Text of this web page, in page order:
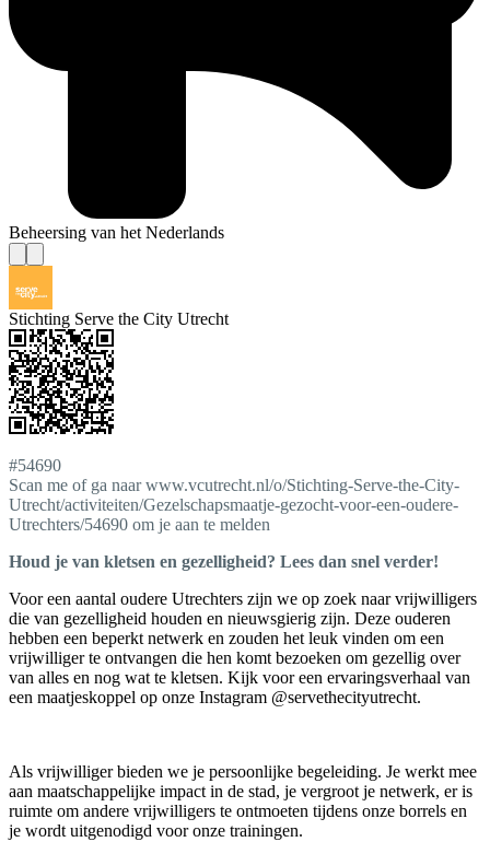
Beheersing van het Nederlands
Stichting Serve the City Utrecht
#54690
Scan me of ga naar www.vcutrecht.nl/o/Stichting-Serve-the-City-
Utrecht/activiteiten/Gezelschapsmaatje-gezocht-voor-een-oudere-
Utrechters/54690 om je aan te melden
Houd je van kletsen en gezelligheid? Lees dan snel verder!
Voor een aantal oudere Utrechters zijn we op zoek naar vrijwilligers
die van gezelligheid houden en nieuwsgierig zijn. Deze ouderen
hebben een beperkt netwerk en zouden het leuk vinden om een
vrijwilliger te ontvangen die hen komt bezoeken om gezellig over
van alles en nog wat te kletsen. Kijk voor een ervaringsverhaal van
een maatjeskoppel op onze Instagram @servethecityutrecht.
Als vrijwilliger bieden we je persoonlijke begeleiding. Je werkt mee
aan maatschappelijke impact in de stad, je vergroot je netwerk, er is
ruimte om andere vrijwilligers te ontmoeten tijdens onze borrels en
je wordt uitgenodigd voor onze trainingen.